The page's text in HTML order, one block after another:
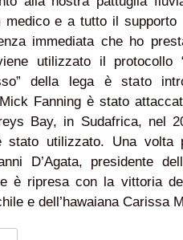
medico e a tutto il supporto
immediata che ho
utilizzato il protocollo
della lega è stato
Fanning è stato
Bay, in Sudafrica, nel
utilizzato. Una volta
D’Agata, presidente
è ripresa con la vittoria
e dell’hawaiana Carissa